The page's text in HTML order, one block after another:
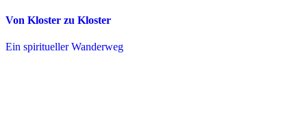
Von Kloster zu Kloster
Ein spiritueller Wanderweg